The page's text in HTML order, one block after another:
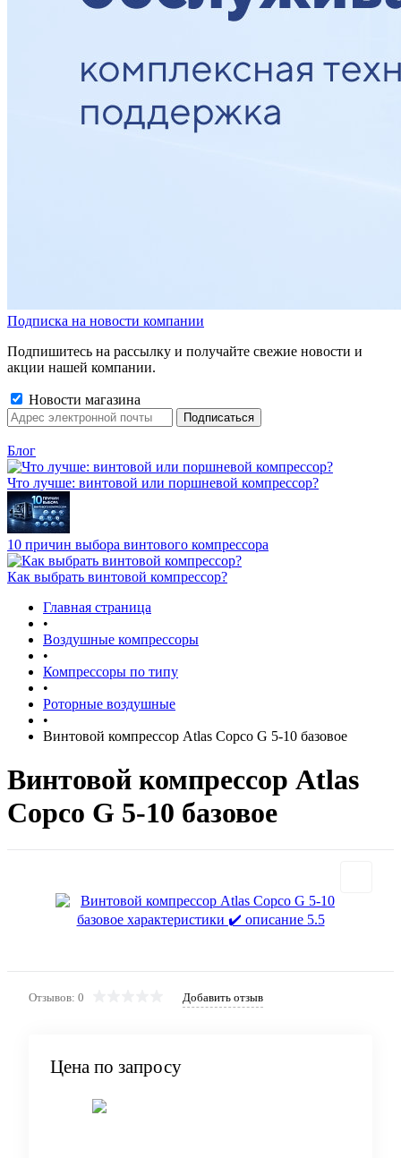
Подписка на новости компании
Подпишитесь на рассылку и получайте свежие новости и
акции нашей компании.
Новости магазина
Блог
Что лучше: винтовой или поршневой компрессор?
10 причин выбора винтового компрессора
Как выбрать винтовой компрессор?
Главная страница
•
Воздушные компрессоры
•
Компрессоры по типу
•
Роторные воздушные
•
Винтовой компрессор Atlas Copco G 5-10 базовое
Винтовой компрессор Atlas
Copco G 5-10 базовое
Отзывов: 0 Добавить отзыв
Цена по запросу